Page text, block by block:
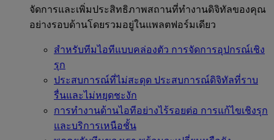
จัดการและเพิ่มประสิทธิภาพสถานที่ทำงานดิจิทัลของคุณ
อย่างรอบด้านโดยรวมอยู่ในแพลตฟอร์มเดียว
สำหรับทีมไอทีแบบคล่องตัว การจัดการอุปกรณ์เชิง
รุก
ประสบการณ์ที่ไม่สะดุด ประสบการณ์ดิจิทัลที่ราบ
รื่นและไม่หยุดชะงัก
การทำงานด้านไอทีอย่างไร้รอยต่อ การแก้ไขเชิงรุก
และบริการเหนือชั้น